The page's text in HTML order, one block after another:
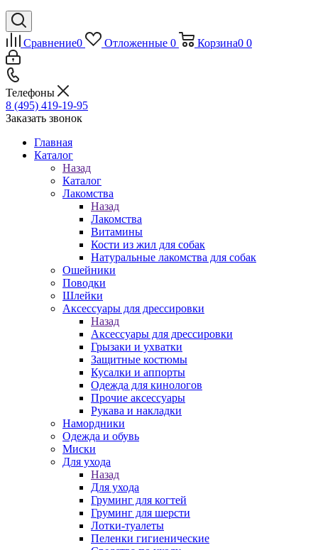
Сравнение0 Отложенные 0 Корзина0 0
Телефоны
8 (495) 419-19-95
Заказать звонок
Главная
Каталог
Назад
Каталог
Лакомства
Назад
Лакомства
Витамины
Кости из жил для собак
Натуральные лакомства для собак
Ошейники
Поводки
Шлейки
Аксессуары для дрессировки
Назад
Аксессуары для дрессировки
Грызаки и ухватки
Защитные костюмы
Кусалки и аппорты
Одежда для кинологов
Прочие аксессуары
Рукава и накладки
Намордники
Одежда и обувь
Миски
Для ухода
Назад
Для ухода
Груминг для когтей
Груминг для шерсти
Лотки-туалеты
Пеленки гигиенические